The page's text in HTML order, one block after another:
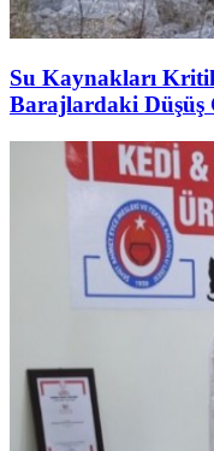
Su Kaynakları
Barajlardaki Düşüş